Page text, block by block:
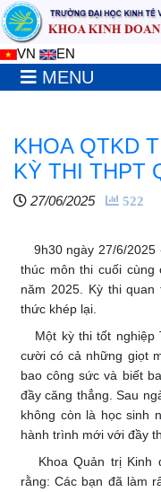
VN EN
MENU
KHOA QTKD
KỲ THI THPT
27/06/2025 522
9h30 ngày 27/6/2025
thúc môn thi cuối cùng
năm 2025. Kỳ thi
thức khép lại.
Một kỳ thi tốt nghiệp
cười có cả những giọt
bao công sức và biết
đầy căng thẳng. Sau
không còn là học sinh
hành trình mới với đầy
Khoa Quản trị Kinh
rằng: Các bạn đã làm